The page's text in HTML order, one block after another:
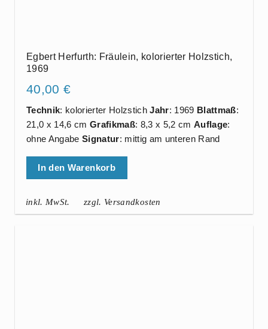
Egbert Herfurth: Fräulein, kolorierter Holzstich,
1969
40,00 €
Technik: kolorierter HolzstichJahr: 1969 Blattmaß:
21,0 x 14,6 cm Grafikmaß: 8,3 x 5,2 cmAuflage:
ohne Angabe Signatur: mittig am unteren Rand
In den Warenkorb
inkl. MwSt. zzgl. Versandkosten